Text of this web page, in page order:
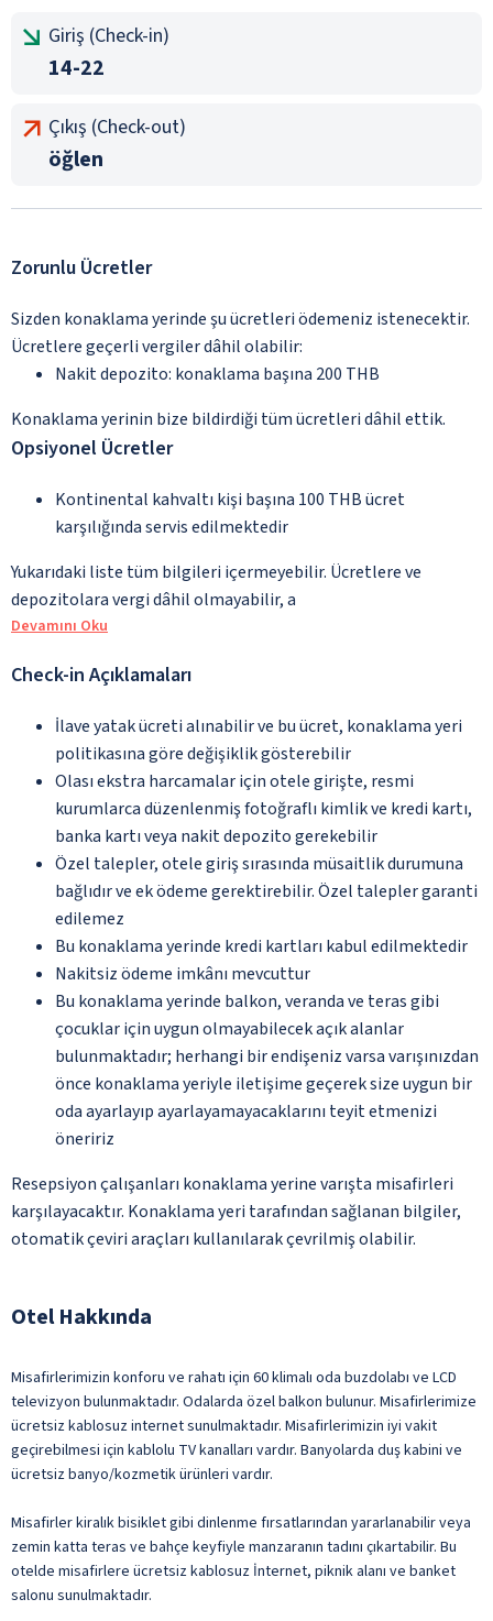
Giriş (Check-in)
14-22
Çıkış (Check-out)
öğlen
Zorunlu Ücretler
Sizden konaklama yerinde şu ücretleri ödemeniz istenecektir.
Ücretlere geçerli vergiler dâhil olabilir:
Nakit depozito: konaklama başına 200 THB
Konaklama yerinin bize bildirdiği tüm ücretleri dâhil ettik.
Opsiyonel Ücretler
Kontinental kahvaltı kişi başına 100 THB ücret
karşılığında servis edilmektedir
Yukarıdaki liste tüm bilgileri içermeyebilir. Ücretlere ve
depozitolara vergi dâhil olmayabilir, a
Devamını Oku
Check-in Açıklamaları
İlave yatak ücreti alınabilir ve bu ücret, konaklama yeri
politikasına göre değişiklik gösterebilir
Olası ekstra harcamalar için otele girişte, resmi
kurumlarca düzenlenmiş fotoğraflı kimlik ve kredi kartı,
banka kartı veya nakit depozito gerekebilir
Özel talepler, otele giriş sırasında müsaitlik durumuna
bağlıdır ve ek ödeme gerektirebilir. Özel talepler garanti
edilemez
Bu konaklama yerinde kredi kartları kabul edilmektedir
Nakitsiz ödeme imkânı mevcuttur
Bu konaklama yerinde balkon, veranda ve teras gibi
çocuklar için uygun olmayabilecek açık alanlar
bulunmaktadır; herhangi bir endişeniz varsa varışınızdan
önce konaklama yeriyle iletişime geçerek size uygun bir
oda ayarlayıp ayarlayamayacaklarını teyit etmenizi
öneririz
Resepsiyon çalışanları konaklama yerine varışta misafirleri
karşılayacaktır. Konaklama yeri tarafından sağlanan bilgiler,
otomatik çeviri araçları kullanılarak çevrilmiş olabilir.
Otel Hakkında
Misafirlerimizin konforu ve rahatı için 60 klimalı oda buzdolabı ve LCD
televizyon bulunmaktadır. Odalarda özel balkon bulunur. Misafirlerimize
ücretsiz kablosuz internet sunulmaktadır. Misafirlerimizin iyi vakit
geçirebilmesi için kablolu TV kanalları vardır. Banyolarda duş kabini ve
ücretsiz banyo/kozmetik ürünleri vardır.
Misafirler kiralık bisiklet gibi dinlenme fırsatlarından yararlanabilir veya
zemin katta teras ve bahçe keyfiyle manzaranın tadını çıkartabilir. Bu
otelde misafirlere ücretsiz kablosuz İnternet, piknik alanı ve banket
salonu sunulmaktadır.